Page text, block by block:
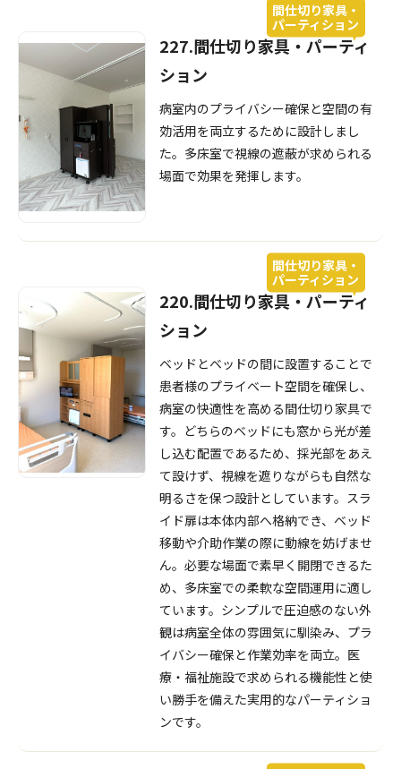
間仕切り家具・
パーティション
227.間仕切り家具・パーティ
ション
病室内のプライバシー確保と空間の有
効活用を両立するために設計しまし
た。多床室で視線の遮蔽が求められる
場面で効果を発揮します。
間仕切り家具・
パーティション
220.間仕切り家具・パーティ
ション
ベッドとベッドの間に設置することで
患者様のプライベート空間を確保し、
病室の快適性を高める間仕切り家具で
す。どちらのベッドにも窓から光が差
し込む配置であるため、採光部をあえ
て設けず、視線を遮りながらも自然な
明るさを保つ設計としています。スラ
イド扉は本体内部へ格納でき、ベッド
移動や介助作業の際に動線を妨げませ
ん。必要な場面で素早く開閉できるた
め、多床室での柔軟な空間運用に適し
ています。シンプルで圧迫感のない外
観は病室全体の雰囲気に馴染み、プラ
イバシー確保と作業効率を両立。医
療・福祉施設で求められる機能性と使
い勝手を備えた実用的なパーティショ
ンです。